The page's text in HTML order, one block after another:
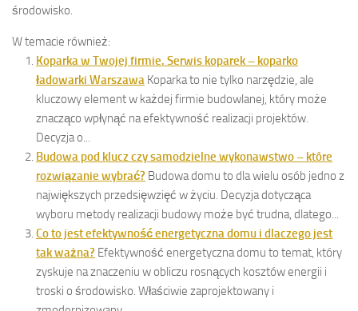
środowisko.
W temacie również:
Koparka w Twojej firmie. Serwis koparek – koparko
ładowarki Warszawa Koparka to nie tylko narzędzie, ale
kluczowy element w każdej firmie budowlanej, który może
znacząco wpłynąć na efektywność realizacji projektów.
Decyzja o...
Budowa pod klucz czy samodzielne wykonawstwo – które
rozwiązanie wybrać? Budowa domu to dla wielu osób jedno z
największych przedsięwzięć w życiu. Decyzja dotycząca
wyboru metody realizacji budowy może być trudna, dlatego...
Co to jest efektywność energetyczna domu i dlaczego jest
tak ważna? Efektywność energetyczna domu to temat, który
zyskuje na znaczeniu w obliczu rosnących kosztów energii i
troski o środowisko. Właściwie zaprojektowany i